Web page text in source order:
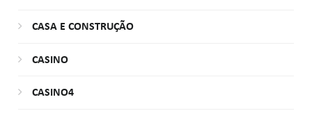
CASA E CONSTRUÇÃO
CASINO
CASINO4